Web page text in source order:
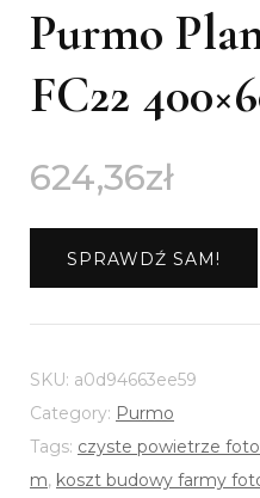
Purmo
FC22
624,36zł
SPRAWDŹ SAM!
SKU: a0d94663ee59
Category: Purmo
Tags: czyste powietrze
m, koszt budowy farmy